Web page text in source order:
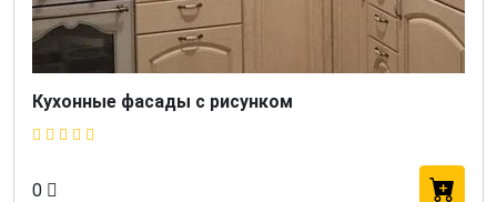
Кухонные фасады с рисунком
0